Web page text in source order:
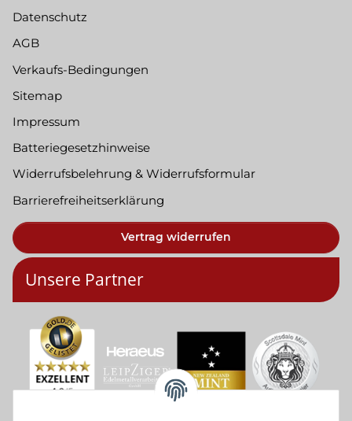
Datenschutz
AGB
Verkaufs-Bedingungen
Sitemap
Impressum
Batteriegesetzhinweise
Widerrufsbelehrung & Widerrufsformular
Barrierefreiheitserklärung
Vertrag widerrufen
Unsere Partner